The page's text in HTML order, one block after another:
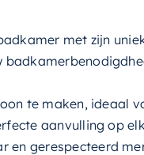
met zijn
te maken, ideaal
aanvulling op
en gerespecteerd